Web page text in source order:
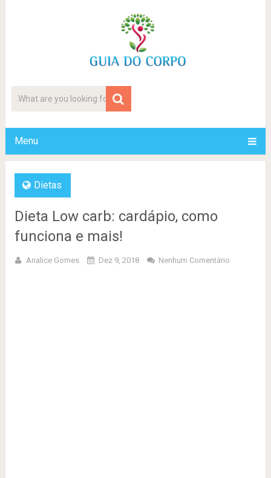
Menu
Dietas
Dieta Low carb: cardápio, como
funciona e mais!
Analice Gomes Dez 9, 2018 Nenhum Comentário